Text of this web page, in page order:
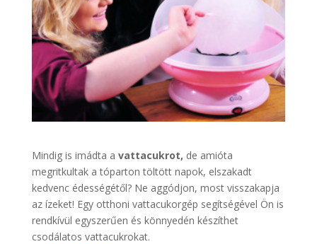
Mindig is imádta a vattacukrot, de amióta
megritkultak a tóparton töltött napok, elszakadt
kedvenc édességétől? Ne aggódjon, most visszakapja
az ízeket! Egy otthoni vattacukorgép segítségével Ön is
rendkívül egyszerűen és könnyedén készíthet
csodálatos vattacukrokat.